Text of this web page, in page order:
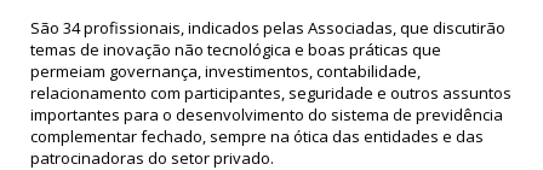
São 34 profissionais, indicados pelas Associadas, que discutirão
temas de inovação não tecnológica e boas práticas que
permeiam governança, investimentos, contabilidade,
relacionamento com participantes, seguridade e outros assuntos
importantes para o desenvolvimento do sistema de previdência
complementar fechado, sempre na ótica das entidades e das
patrocinadoras do setor privado.